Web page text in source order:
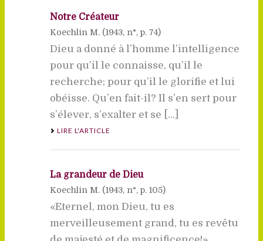
Notre Créateur
Koechlin M. (1943, n°, p. 74)
Dieu a donné à l’homme l’intelligence
pour qu’il le connaisse, qu’il le
recherche; pour qu’il le glorifie et lui
obéisse. Qu’en fait-il? Il s’en sert pour
s’élever, s’exalter et se [...]
LIRE L'ARTICLE
La grandeur de Dieu
Koechlin M. (1943, n°, p. 105)
«Eternel, mon Dieu, tu es
merveilleusement grand, tu es revêtu